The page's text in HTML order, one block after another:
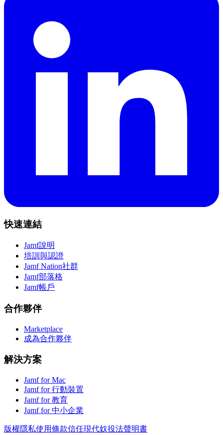
快速連結
Jamf說明
培訓與認證
Jamf Nation社群
Jamf部落格
Jamf帳戶
合作夥伴
Marketplace
成為合作夥伴
解決方案
Jamf for Mac
Jamf for 行動裝置
Jamf for 教育
Jamf for 中小企業
版權隱私使用條款信任現代奴役法聲明書